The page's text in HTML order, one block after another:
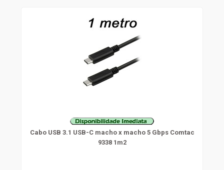
Cabo USB 3.1 USB-C macho x macho 5 Gbps Comtac
9338 1m2